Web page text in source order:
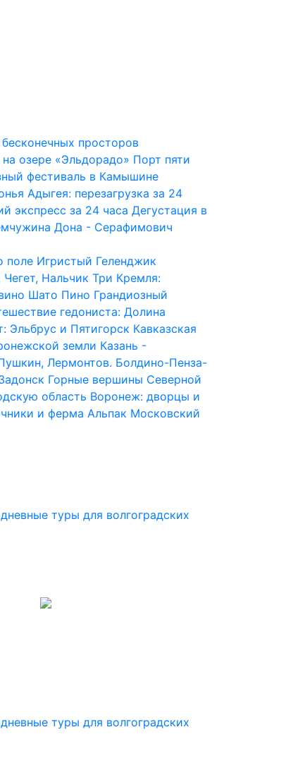
просторов
озере «Эльдорадо» Порт пяти
фестиваль в Камышине
Адыгея: перезагрузка за 24
экспресс за 24 часа Дегустация в
Дона - Серафимович
поле Игристый Геленджик
Чегет, Нальчик Три Кремля:
Шато Пино Грандиозный
гедониста: Долина
Эльбрус и Пятигорск Кавказская
земли Казань -
Лермонтов. Болдино-Пенза-
Горные вершины Северной
область Воронеж: дворцы и
и ферма Альпак Московский
туры для волгоградских
туры для волгоградских